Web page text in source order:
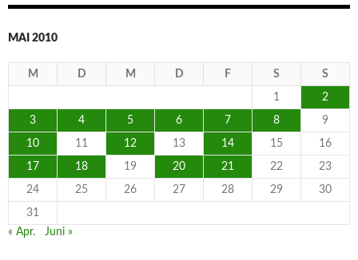
MAI 2010
M D M D F S S
1 2
3 4 5 6 7 8 9
10 11 12 13 14 15 16
17 18 19 20 21 22 23
24 25 26 27 28 29 30
31
« Apr.
Juni »